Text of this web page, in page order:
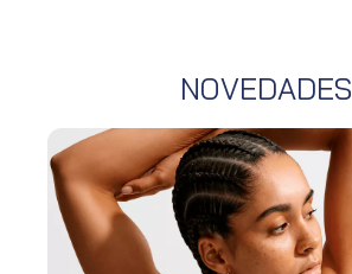
NOVEDADES